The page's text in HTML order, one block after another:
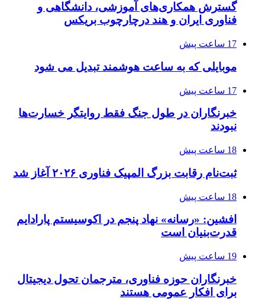
گسترش همکاری‌های آموزشی، دانشگاهی و
فناوری ایران و هند درچارچوب بریکس
17 ساعت پیش
موبایلی که به ساعت هوشمند تبدیل می شود
17 ساعت پیش
خبرنگاران در طول جنگ فقط روایتگر خسارت‌ها
نبودند
18 ساعت پیش
ثبت‌نام رقابت بزرگ المپیک فناوری ۲۰۲۶ آغاز شد
18 ساعت پیش
افشین: «رسانه» نهاد پنجم در اکوسیستم پارادایم
قدرت‌بنیان است
19 ساعت پیش
خبرنگاران حوزه فناوری، مترجمان تحول دیجیتال
برای افکار عمومی هستند